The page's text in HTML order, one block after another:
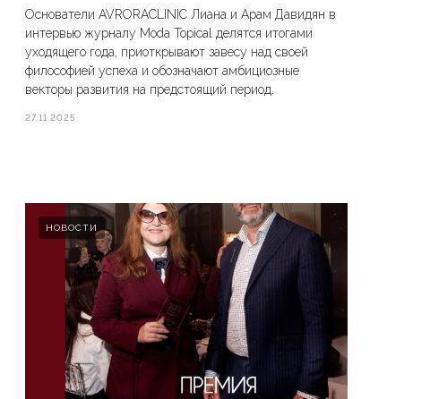
Основатели AVRORACLINIC Лиана и Арам Давидян в
интервью журналу Moda Topical делятся итогами
уходящего года, приоткрывают завесу над своей
философией успеха и обозначают амбициозные
векторы развития на предстоящий период.
27.11.2025
НОВОСТИ